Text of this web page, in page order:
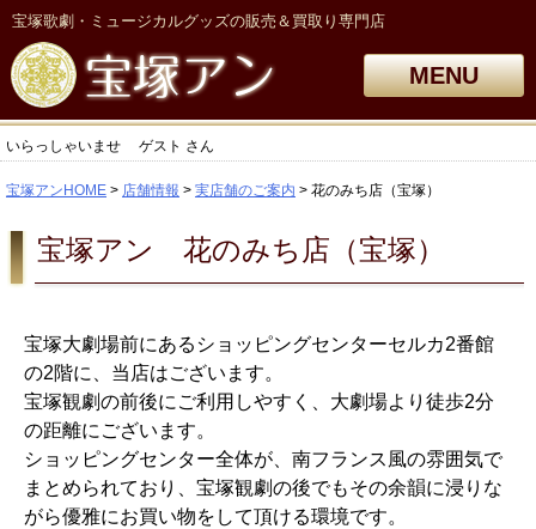
宝塚歌劇・ミュージカルグッズの販売＆買取り専門店
MENU
いらっしゃいませ ゲスト さん
宝塚アンHOME 店舗情報 実店舗のご案内 花のみち店（宝塚）
宝塚アン 花のみち店（宝塚）
宝塚大劇場前にあるショッピングセンターセルカ2番館
の2階に、当店はございます。
宝塚観劇の前後にご利用しやすく、大劇場より徒歩2分
の距離にございます。
ショッピングセンター全体が、南フランス風の雰囲気で
まとめられており、宝塚観劇の後でもその余韻に浸りな
がら優雅にお買い物をして頂ける環境です。